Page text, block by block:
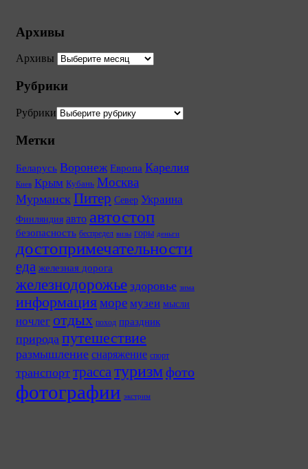
Архивы
Архивы
Рубрики
Рубрики
Метки
Беларусь Воронеж Европа Карелия
Киев Крым Кубань Москва
Мурманск Питер Север Украина
Финляндия авто автостоп
безопасность беспредел визы горы деньги
достопримечательности
еда железная дорога
железнодорожье здоровье зима
информацияморе музеи мысли
ночлег отдых поход праздник
природа путешествие
размышление снаряжение спорт
транспорт трасса туризмфото
фотографии экстрим